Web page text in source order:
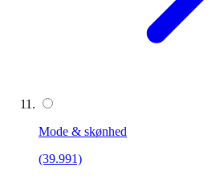
Mode & skønhed
(39.991)